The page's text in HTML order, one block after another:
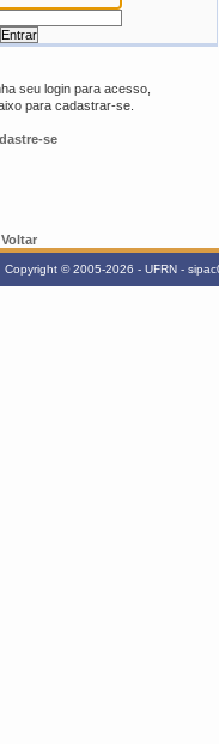
seu login para acesso,
para cadastrar-se.
se
Voltar
© 2005-2026 - UFRN -